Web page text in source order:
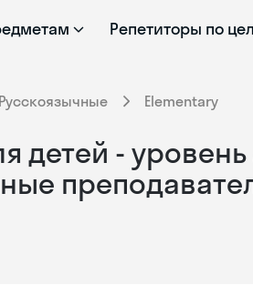
Репетиторы по
Русскоязычные Elementary
детей - уровень